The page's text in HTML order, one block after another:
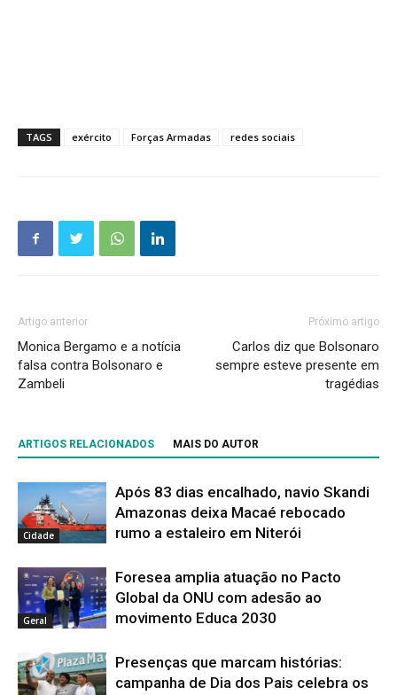
TAGS exército Forças Armadas redes sociais
Artigo anterior
Monica Bergamo e a notícia
falsa contra Bolsonaro e
Zambeli
Próximo artigo
Carlos diz que Bolsonaro
sempre esteve presente em
tragédias
ARTIGOS RELACIONADOS MAIS DO AUTOR
Cidade
Após 83 dias encalhado, navio Skandi
Amazonas deixa Macaé rebocado
rumo a estaleiro em Niterói
Geral
Foresea amplia atuação no Pacto
Global da ONU com adesão ao
movimento Educa 2030
Presenças que marcam histórias:
campanha de Dia dos Pais celebra os